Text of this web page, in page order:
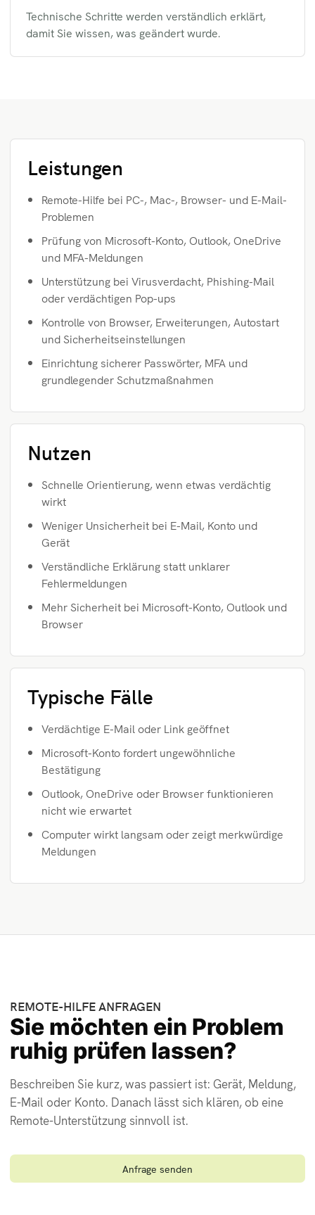
Technische Schritte werden verständlich erklärt,
damit Sie wissen, was geändert wurde.
Leistungen
Remote-Hilfe bei PC-, Mac-, Browser- und E-Mail-
Problemen
Prüfung von Microsoft-Konto, Outlook, OneDrive
und MFA-Meldungen
Unterstützung bei Virusverdacht, Phishing-Mail
oder verdächtigen Pop-ups
Kontrolle von Browser, Erweiterungen, Autostart
und Sicherheitseinstellungen
Einrichtung sicherer Passwörter, MFA und
grundlegender Schutzmaßnahmen
Nutzen
Schnelle Orientierung, wenn etwas verdächtig
wirkt
Weniger Unsicherheit bei E-Mail, Konto und
Gerät
Verständliche Erklärung statt unklarer
Fehlermeldungen
Mehr Sicherheit bei Microsoft-Konto, Outlook und
Browser
Typische Fälle
Verdächtige E-Mail oder Link geöffnet
Microsoft-Konto fordert ungewöhnliche
Bestätigung
Outlook, OneDrive oder Browser funktionieren
nicht wie erwartet
Computer wirkt langsam oder zeigt merkwürdige
Meldungen
REMOTE-HILFE ANFRAGEN
Sie möchten ein Problem
ruhig prüfen lassen?
Beschreiben Sie kurz, was passiert ist: Gerät, Meldung,
E-Mail oder Konto. Danach lässt sich klären, ob eine
Remote-Unterstützung sinnvoll ist.
Anfrage senden